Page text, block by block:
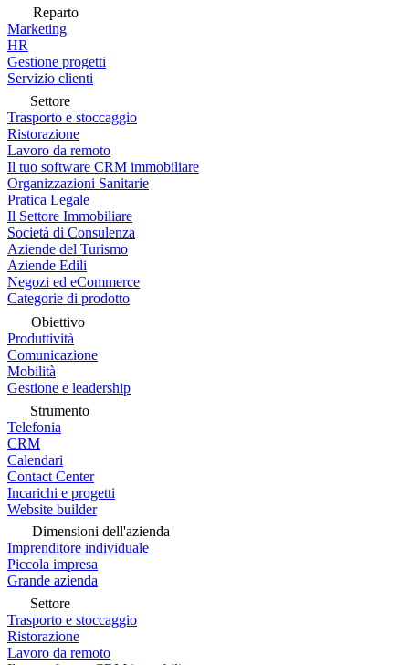
Reparto
Marketing
HR
Gestione progetti
Servizio clienti
Settore
Trasporto e stoccaggio
Ristorazione
Lavoro da remoto
Il tuo software CRM immobiliare
Organizzazioni Sanitarie
Pratica Legale
Il Settore Immobiliare
Società di Consulenza
Aziende del Turismo
Aziende Edili
Negozi ed eCommerce
Categorie di prodotto
Obiettivo
Produttività
Comunicazione
Mobilità
Gestione e leadership
Strumento
Telefonia
CRM
Calendari
Contact Center
Incarichi e progetti
Website builder
Dimensioni dell'azienda
Imprenditore individuale
Piccola impresa
Grande azienda
Settore
Trasporto e stoccaggio
Ristorazione
Lavoro da remoto